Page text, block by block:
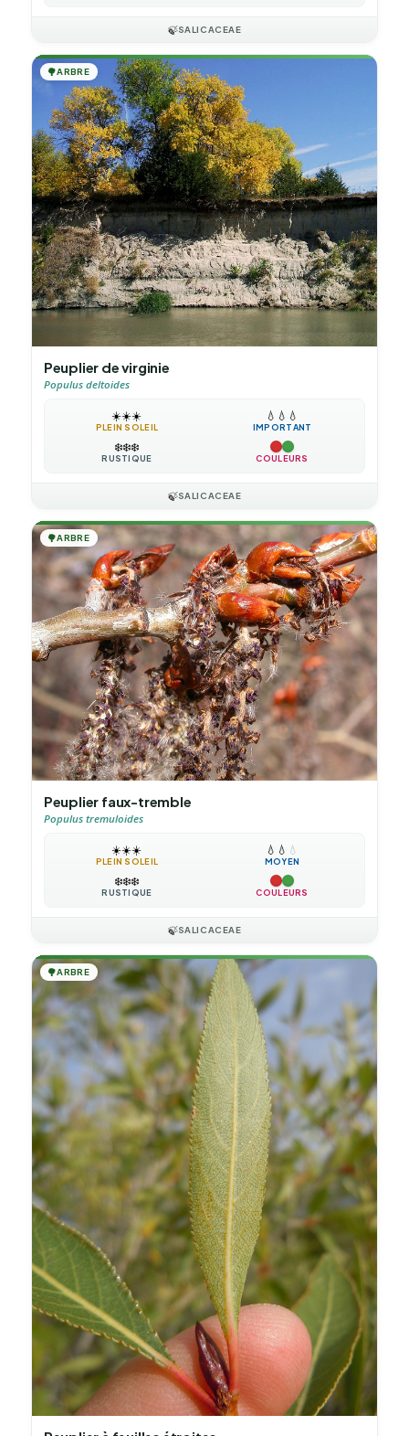
🍃SALICACEAE
🌳ARBRE
Peuplier de virginie
Populus deltoides
☀️☀️☀️
PLEIN SOLEIL
💧 💧 💧
IMPORTANT
❄️❄️❄️
RUSTIQUE COULEURS
🍃SALICACEAE
🌳ARBRE
Peuplier faux-tremble
Populus tremuloides
☀️☀️☀️
PLEIN SOLEIL
💧 💧 💧
MOYEN
❄️❄️❄️
RUSTIQUE COULEURS
🍃SALICACEAE
🌳ARBRE